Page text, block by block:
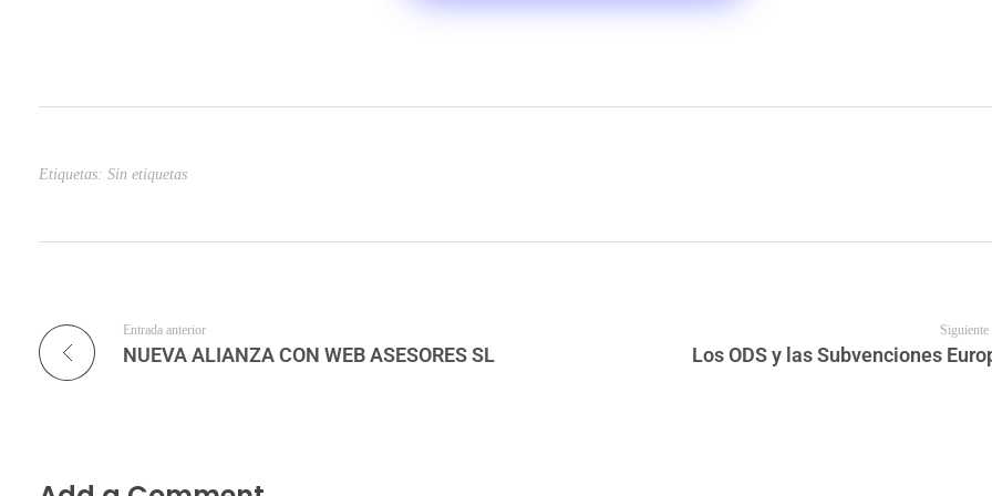
Etiquetas: Sin etiquetas
Entrada anterior
NUEVA ALIANZA CON WEB ASESORES SL
Siguiente
Los ODS y las Subvenciones